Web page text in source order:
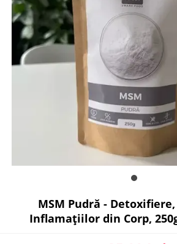
MSM Pudră -
Inflamațiilor din Corp,